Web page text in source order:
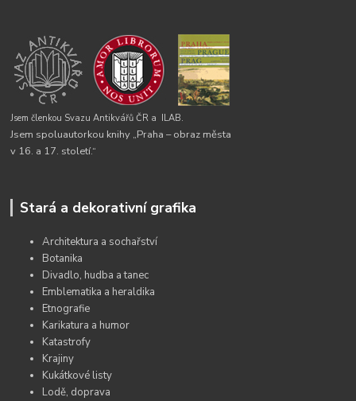
Jsem členkou Svazu Antikvářů ČR a ILAB.
Jsem spoluautorkou knihy „Praha – obraz města
v 16. a 17. století.“
Stará a dekorativní grafika
Architektura a sochařství
Botanika
Divadlo, hudba a tanec
Emblematika a heraldika
Etnografie
Karikatura a humor
Katastrofy
Krajiny
Kukátkové listy
Lodě, doprava